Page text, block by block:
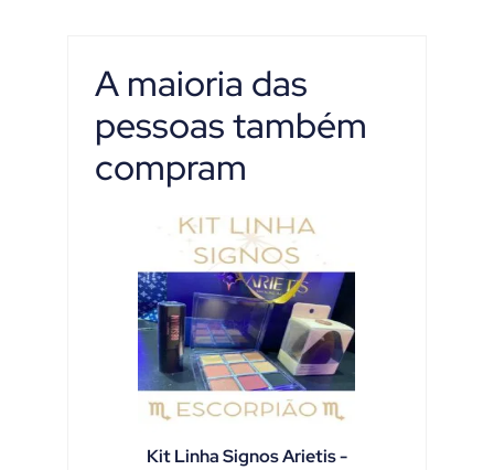
A maioria das
pessoas também
compram
Kit Linha Signos Arietis -